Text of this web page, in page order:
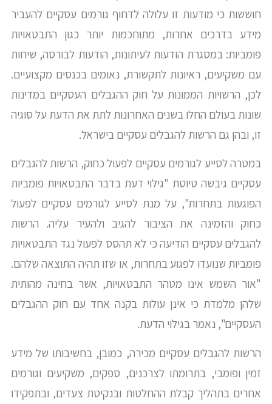
חוששות כי מודעות זו עלולה לדחוף גורמים עסקיים להעביר
מידע בדרכים אחרות, מתוחכמות יותר כגון התבטאויות
פומביות: במסגרת הודעות לעיתונות, הודעות לבורסה, שיחות
עם משקיעים, ראיונות לתקשורת, נאומים בכנסים מקצועיים.
לכן, הרשויות הממונות על חוק ההגבלים העסקיים במדינות
שונות בעולם החלו בשנים האחרונות לתת את הדעת על סוגיה
זו, ובהן גם הרשות להגבלים עסקיים בישראל.
במטרה לסייע לגורמים עסקיים לפעול כחוק, הרשות להגבלים
עסקיים גיבשה טיוטת "גילוי דעת בדבר התבטאויות פומביות
הפוגעות בתחרות", על מנת לסייע לגורמים עסקיים לפעול
כחוק והזמינה את הציבור להגיב ולהעיר עליה. הרשות
להגבלים עסקיים הודיעה כי לא תהסס לפעול נגד התבטאויות
פומביות שנועדו לפגוע בתחרות, או שזו תהיה התוצאה שלהם.
"אור השמש אינו מטהר התבטאויות, אשר בחינה מהותית
שלהן מלמדת כי אינן עולות בקנה אחד עם חוק ההגבלים
העסקיים", נאמר בגילוי הדעת.
​הרשות להגבלים עסקיים מכירה, כמובן, בחשיבותו של מידע
זמין ופומבי, בתרומתו לצרכנים, ספקים, משקיעים וגורמים
אחרים בתהליך קבלת ההחלטות ובנקיטת צעדים, ובתפקידו